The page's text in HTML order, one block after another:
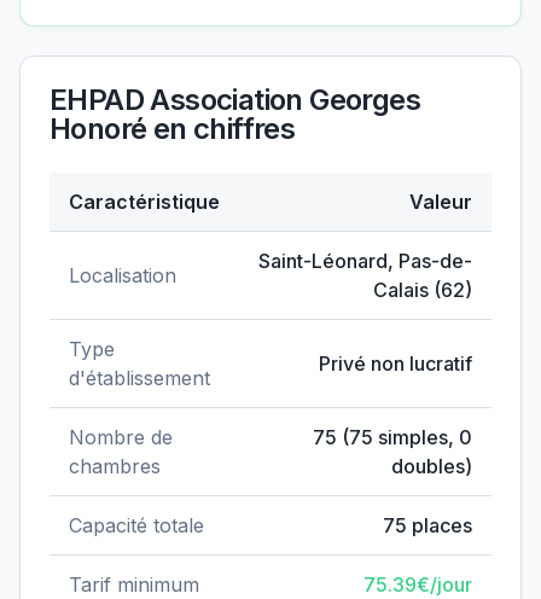
EHPAD Association Georges
Honoré en chiffres
Caractéristique Valeur
Localisation
Saint-Léonard, Pas-de-
Calais (62)
Type
d'établissement
Privé non lucratif
Nombre de
chambres
75 (75 simples, 0
doubles)
Capacité totale 75 places
Tarif minimum 75.39€/jour